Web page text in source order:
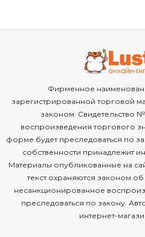
Фирменное
зарегистрированной торговой
законом. Свидетельство
воспроизведения торгового
форме будет преследоваться по
собственности принадлежит
Материалы опубликованные на
текст охраняются законом
несанкционированное
преследоваться по закону.
интернет-